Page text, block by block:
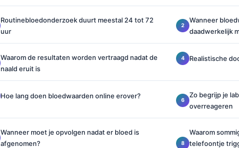
Routinebloedonderzoek duurt meestal 24 tot 72
uur
Wanneer
daadwerkelijk
Waarom de resultaten worden vertraagd nadat de
naald eruit is
Realistische
Hoe lang doen bloedwaarden online erover?
Zo begrijp je
overreageren
Wanneer moet je opvolgen nadat er bloed is
afgenomen?
Waarom
telefoontje